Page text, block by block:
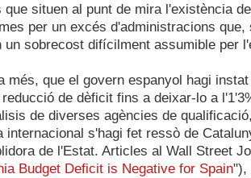
que situen al punt de mira l'existència
per un excés d'administracions
un sobrecost difícilment assumible per
més, que el govern espanyol hagi
de dèficit fins a deixar-lo a
de diverses agències de
internacional s'hagi fet ressò de
de l'Estat. Articles al Wall Street
Budget Deficit is Negative for Spain"),